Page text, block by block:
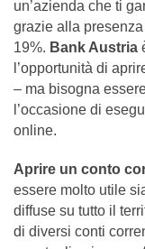
un’azienda che ti
grazie alla
19%. Bank Austria
l’opportunità di
– ma bisogna
l’occasione di
online.
Aprire un conto
essere molto utile
diffuse su tutto il
di diversi conti